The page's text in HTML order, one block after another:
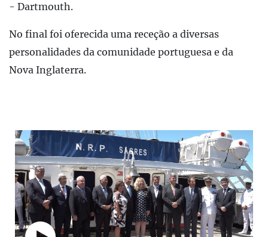
- Dartmouth.
No final foi oferecida uma receção a diversas
personalidades da comunidade portuguesa e da
Nova Inglaterra.